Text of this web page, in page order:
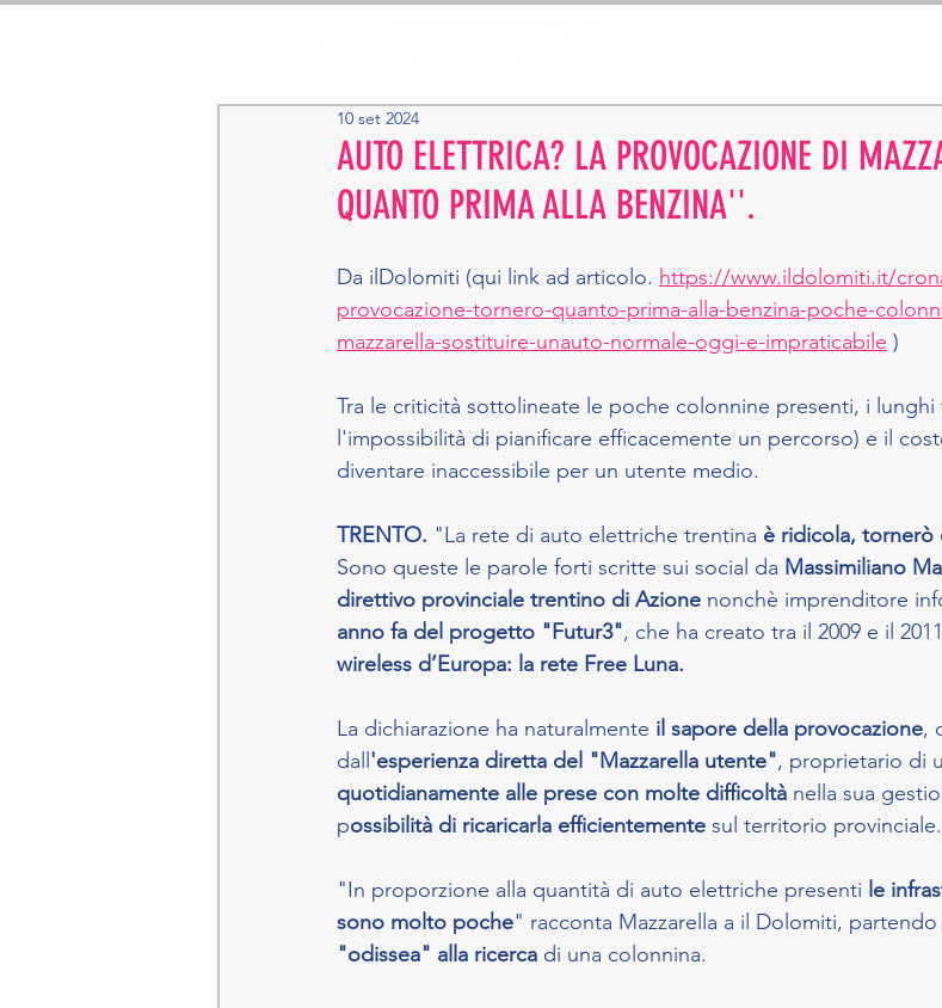
AUTO ELETTRICA? LA PROVOCAZIONE DI
QUANTO PRIMA ALLA BENZINA''.
10 set 2024
Da ilDolomiti (qui link ad articolo. https://www.ildolomiti.it/
provocazione-tornero-quanto-prima-alla-benzina-poche-
mazzarella-sostituire-unauto-normale-oggi-e-impraticabile )
Tra le criticità sottolineate le poche colonnine presenti, i lunghi
l'impossibilità di pianificare efficacemente un percorso) e il
diventare inaccessibile per un utente medio.
TRENTO. "La rete di auto elettriche trentina è ridicola, tornerò
Sono queste le parole forti scritte sui social da Massimiliano
direttivo provinciale trentino di Azione nonchè imprenditore
anno fa del progetto "Futur3", che ha creato tra il 2009 e il 2011
wireless d’Europa: la rete Free Luna.
La dichiarazione ha naturalmente il sapore della provocazione,
dall 'esperienza diretta del "Mazzarella utente", proprietario di
quotidianamente alle prese con molte difficoltà nella sua
possibilità di ricaricarla efficientemente sul territorio provinciale.
"In proporzione alla quantità di auto elettriche presenti le
sono molto poche" racconta Mazzarella a il Dolomiti,
"odissea" alla ricerca di una colonnina.